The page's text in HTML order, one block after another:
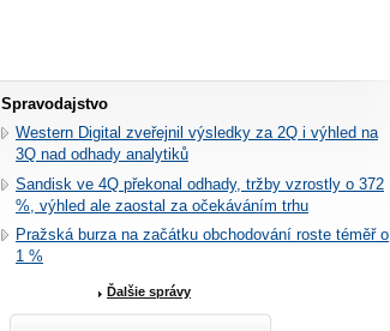
Spravodajstvo
Western Digital zveřejnil výsledky za 2Q i výhled na
3Q nad odhady analytiků
Sandisk ve 4Q překonal odhady, tržby vzrostly o 372
%, výhled ale zaostal za očekáváním trhu
Pražská burza na začátku obchodování roste téměř o
1 %
Ďalšie správy